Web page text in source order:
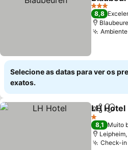
Ver preços
3 Estrelas
8,8
Selecione as datas para ver os
exatos.
Partilhar
LH Hotel
1 Estrelas
8,1 Muito
Check-in